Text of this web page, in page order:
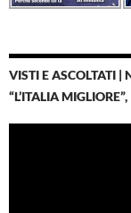
VISTI E ASCOLTATI |
“L’ITALIA